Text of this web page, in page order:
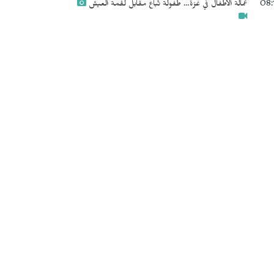
عمالة الأطفال في غزة… طفولة تُباع مقابل لقمة العيش